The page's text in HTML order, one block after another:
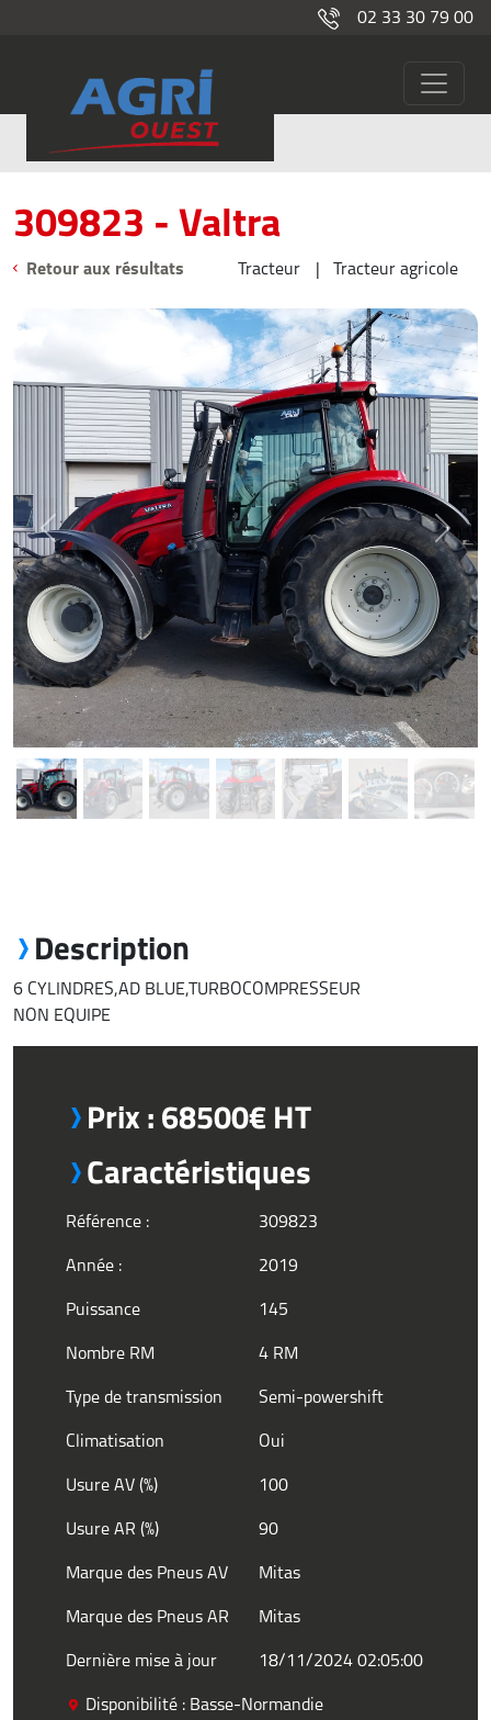
02 33 30 79 00
Occasions309823
309823 - Valtra
Retour aux résultats Tracteur Tracteur agricole
Previous Next
Description
6 CYLINDRES,AD BLUE,TURBOCOMPRESSEUR
NON EQUIPE
Prix : 68500€ HT
Caractéristiques
Référence :
309823
Année :
2019
Puissance
145
Nombre RM
4 RM
Type de transmission
Semi-powershift
Climatisation
Oui
Usure AV (%)
100
Usure AR (%)
90
Marque des Pneus AV
Mitas
Marque des Pneus AR
Mitas
Dernière mise à jour
18/11/2024 02:05:00
Disponibilité : Basse-Normandie